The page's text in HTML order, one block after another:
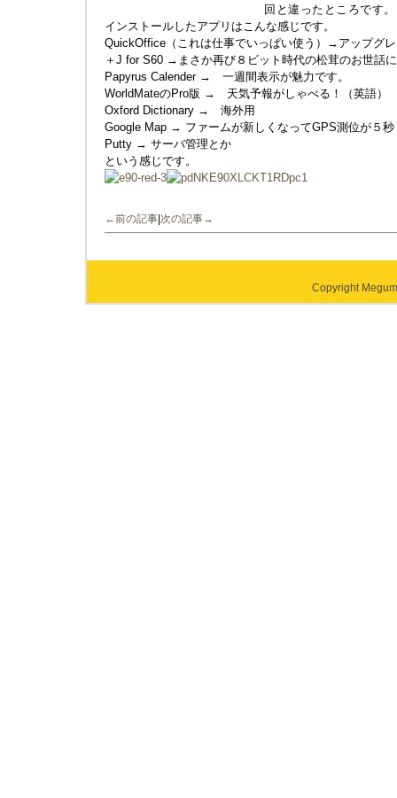
回と違ったところです
インストールしたアプリはこんな感じです。
QuickOffice（これは仕事でいっぱい使う）→アップグ
＋J for S60 →まさか再び８ビット時代の松茸のお世話
Papyrus Calender → 一週間表示が魅力です。
WorldMateのPro版 → 天気予報がしゃべる！（英語）
Oxford Dictionary → 海外用
Google Map → ファームが新しくなってGPS測位が５
Putty → サーバ管理とか
という感じです。
←前の記事 次の記事→
Copyright